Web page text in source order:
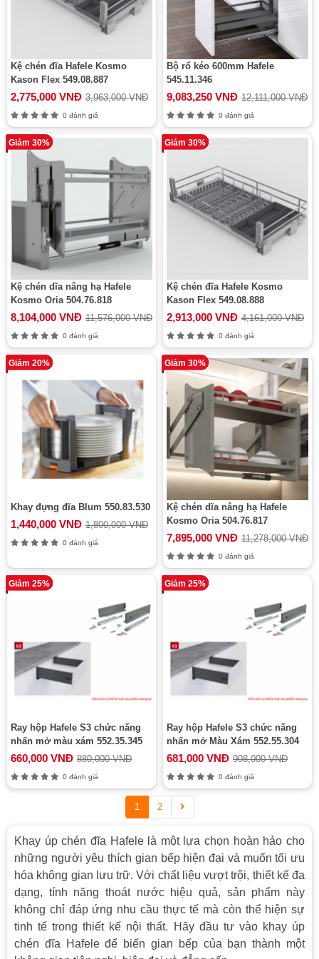
Kệ chén đĩa Hafele Kosmo
Kason Flex 549.08.887
2,775,000 VNĐ 3,963,000 VNĐ
0 đánh giá
Bộ rổ kéo 600mm Hafele
545.11.346
9,083,250 VNĐ 12,111,000 VNĐ
0 đánh giá
Giảm 30%
Kệ chén dĩa nâng hạ Hafele
Kosmo Oria 504.76.818
8,104,000 VNĐ 11,576,000 VNĐ
0 đánh giá
Giảm 30%
Kệ chén đĩa Hafele Kosmo
Kason Flex 549.08.888
2,913,000 VNĐ 4,161,000 VNĐ
0 đánh giá
Giảm 20%
Khay đựng đĩa Blum 550.83.530
1,440,000 VNĐ 1,800,000 VNĐ
0 đánh giá
Giảm 30%
Kệ chén dĩa nâng hạ Hafele
Kosmo Oria 504.76.817
7,895,000 VNĐ 11,278,000 VNĐ
0 đánh giá
Giảm 25%
Ray hộp Hafele S3 chức năng
nhấn mở màu xám 552.35.345
660,000 VNĐ 880,000 VNĐ
0 đánh giá
Giảm 25%
Ray hộp Hafele S3 chức năng
nhấn mở Màu Xám 552.55.304
681,000 VNĐ 908,000 VNĐ
0 đánh giá
1 2
Khay úp chén đĩa Hafele là một lựa chọn hoàn hảo cho
những người yêu thích gian bếp hiện đại và muốn tối ưu
hóa không gian lưu trữ. Với chất liệu vượt trội, thiết kế đa
dạng, tính năng thoát nước hiệu quả, sản phẩm này
không chỉ đáp ứng nhu cầu thực tế mà còn thể hiện sự
tinh tế trong thiết kế nội thất. Hãy đầu tư vào khay úp
chén đĩa Hafele để biến gian bếp của bạn thành một